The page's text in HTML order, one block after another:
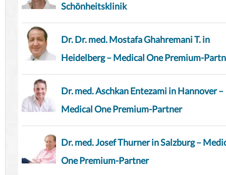
Schönheitsklinik
Dr. Dr. med. Mostafa Ghahremani T. in
Heidelberg – Medical One Premium-
Dr. med. Aschkan Entezami in Hannover –
Medical One Premium-Partner
Dr. med. Josef Thurner in Salzburg –
One Premium-Partner